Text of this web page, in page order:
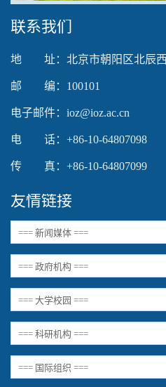
联系我们
地 址：北京市朝阳区北辰西
邮 编：100101
电子邮件：ioz@ioz.ac.cn
电 话：+86-10-64807098
传 真：+86-10-64807099
友情链接